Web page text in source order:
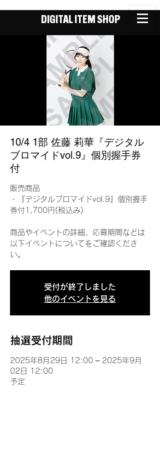
DIGITAL ITEM SHOP
10/4 1部 佐藤 莉華『デジタル
ブロマイドvol.9』個別握手券
付
販売商品
・『デジタルブロマイドvol.9』個別握手
券付1,700円(税込み)
商品やイベントの詳細、応募期間などは
以下イベントについてをご確認くださ
い。
受付が終了しました
他のイベントを見る
抽選受付期間
2025年8月29日 12:00 – 2025年9月
02日 12:00
予定